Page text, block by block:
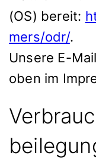
(OS) bereit:
mers/odr/.
Unsere E-
oben im